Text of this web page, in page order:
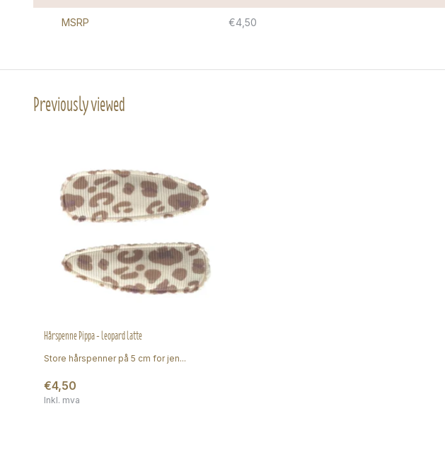
MSRP €4,50
Previously viewed
Hårspenne Pippa - leopard latte
Store hårspenner på 5 cm for jen...
€4,50
Inkl. mva